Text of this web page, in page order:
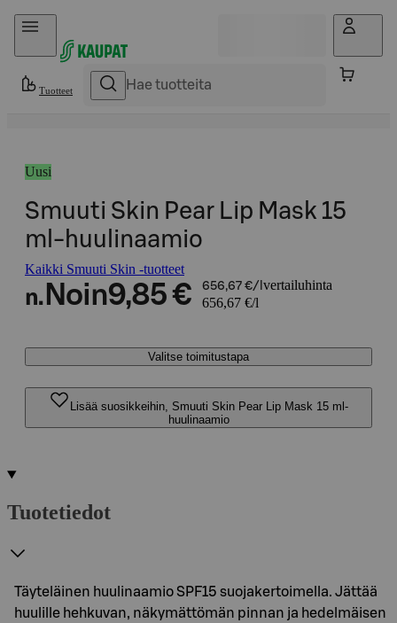
Hyppää sisältöön
Tuotteet
Uusi
Smuuti Skin Pear Lip Mask 15
ml-huulinaamio
Kaikki Smuuti Skin -tuotteet
n. Noin9,85 € 656,67 €/l vertailuhinta
656,67 €/l
Valitse toimitustapa
Lisää suosikkeihin, Smuuti Skin Pear Lip Mask 15 ml-
huulinaamio
Tuotetiedot
Täyteläinen huulinaamio SPF15 suojakertoimella. Jättää
huulille hehkuvan, näkymättömän pinnan ja hedelmäisen